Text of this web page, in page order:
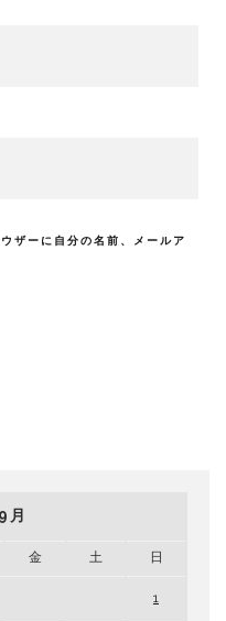
ザーに自分の名前、メールア
金 土 日
1